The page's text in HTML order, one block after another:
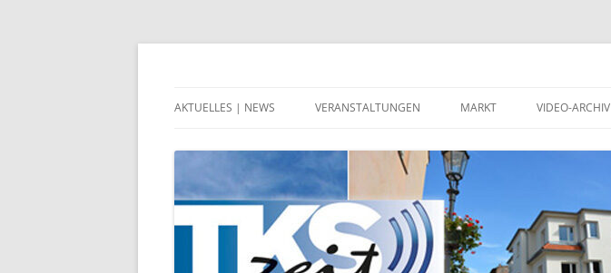
AKTUELLES | NEWS VERANSTALTUNGEN MARKT VIDEO-ARCHIV